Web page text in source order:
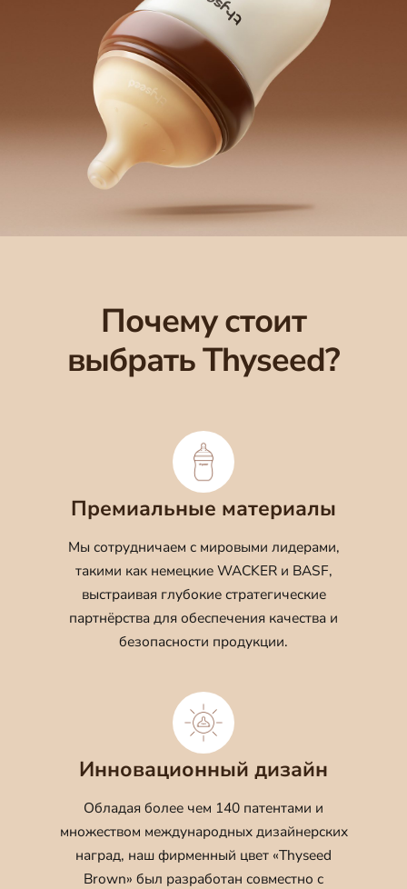
Почему стоит
выбрать Thyseed?
Премиальные материалы
Мы сотрудничаем с мировыми лидерами,
такими как немецкие WACKER и BASF,
выстраивая глубокие стратегические
партнёрства для обеспечения качества и
безопасности продукции.
Инновационный дизайн
Обладая более чем 140 патентами и
множеством международных дизайнерских
наград, наш фирменный цвет «Thyseed
Brown» был разработан совместно с